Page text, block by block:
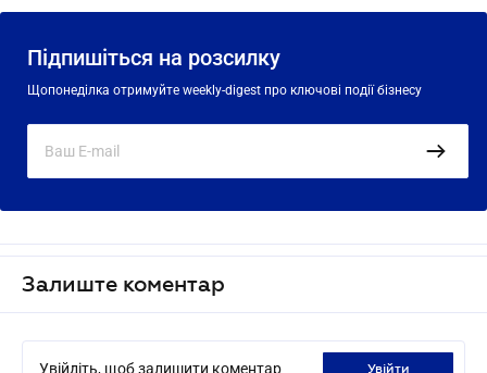
Підпишіться на розсилку
Щопонеділка отримуйте weekly-digest про ключові події бізнесу
Залиште коментар
Увійдіть, щоб залишити коментар увійти